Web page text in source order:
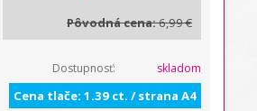
Pôvodná cena:6,99 €
Dostupnosť: skladom
Cena tlače: 1.39 ct. / strana A4